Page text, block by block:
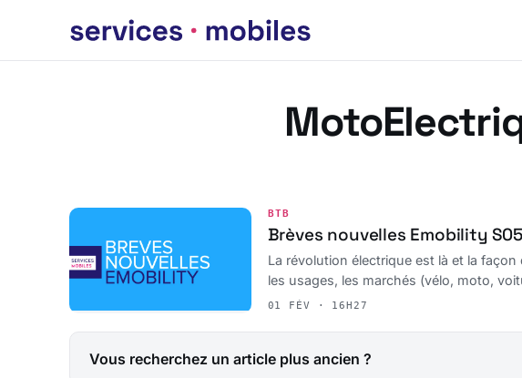
BTB
Brèves nouvelles Emobility
La révolution électrique est là et la
les usages, les marchés (vélo, moto,
01 FÉV · 16H27
Vous recherchez un article plus ancien ?